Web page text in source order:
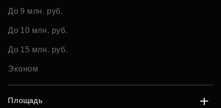
До 9 млн. руб.
До 10 млн. руб.
До 15 млн. руб.
Эконом
Площадь